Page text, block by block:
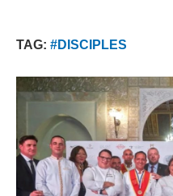
TAG: #DISCIPLES